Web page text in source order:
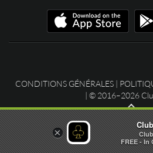
CONDITIONS GÉNÉRALES |
| © 2016–2026
×
FREE - In